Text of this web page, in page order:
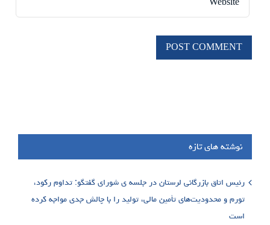
نوشته های تازه
رئیس اتاق بازرگانی لرستان در جلسه ی شورای گفتگو: تداوم رکود،
تورم و محدودیت‌های تأمین مالی، تولید را با چالش جدی مواجه کرده
است